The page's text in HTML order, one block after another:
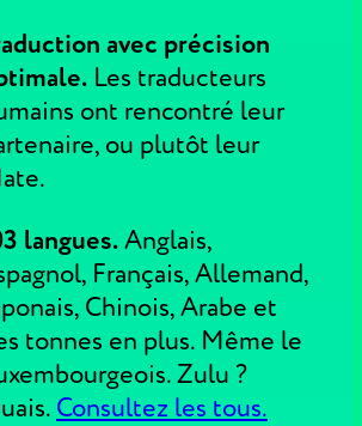
avec précision
Les traducteurs
ont rencontré leur
ou plutôt leur
langues.Anglais,
Français, Allemand,
Chinois, Arabe et
tonnes en plus. Même le
Zulu ?
Consultez les tous.